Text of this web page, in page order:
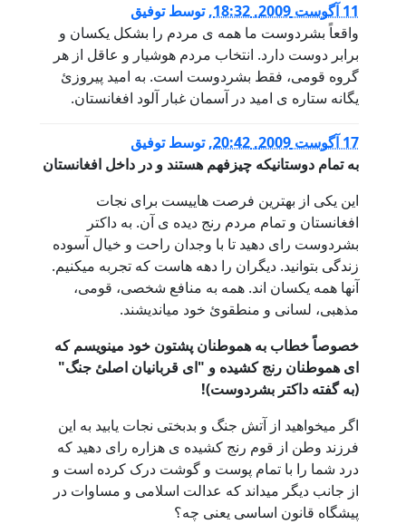
11 آگوست 2009, 18:32 ,توسطتوفیق
واقعاً بشردوست ما همه ی مردم را بشکل یکسان و
برابر دوست دارد. انتخاب مردم هوشیار و عاقل از هر
گروه قومی، فقط بشردوست است. به امید پیروزئ
یگانه ستاره ی امید در آسمان غبار آلود افغانستان.
17 آگوست 2009, 20:42 ,توسطتوفیق
به تمام دوستانیکه چیزفهم هستند و در داخل افغانستان
این یکی از بهترین فرصت هاییست برای نجات
افغانستان و تمام مردم رنج دیده ی آن. به داکتر
بشردوست رای دهید تا با وجدان راحت و خیال آسوده
زندگی بتوانید. دیگران را دهه هاست که تجربه میکنیم.
آنها همه یکسان اند. همه به منافع شخصی، قومی،
مذهبی، لسانی و منطقوئ خود میاندیشند.
خصوصاً خطاب به هموطنان پشتون خود مینویسم که
ای هموطنان رنج کشیده و "ای قربانیان اصلئ جنگ"
(به گفته داکتر بشردوست)!
اگر میخواهید از آتش جنگ و بدبختی نجات یابید به این
فرزند وطن از قوم رنج کشیده ی هزاره رای دهید که
درد شما را با تمام پوست و گوشت درک کرده است و
از جانب دیگر میداند که عدالت اسلامی و مساوات در
پیشگاه قانون اساسی یعنی چه؟